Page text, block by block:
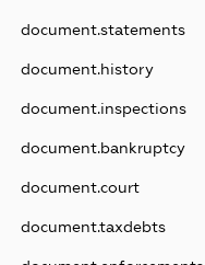
document.statements
document.history
document.inspections
document.bankruptcy
document.court
document.taxdebts